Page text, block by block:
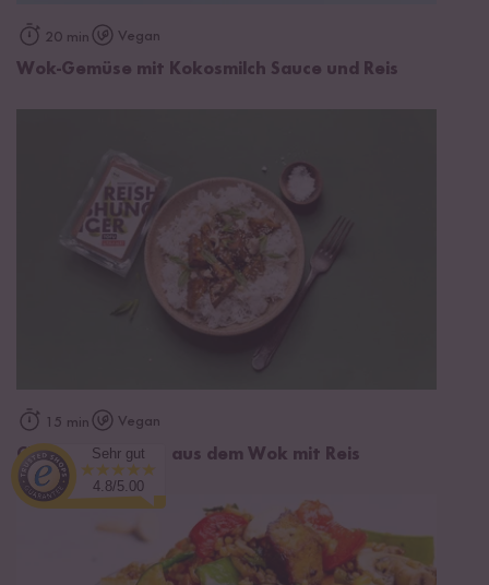
20 min Vegan
Wok-Gemüse mit Kokosmilch Sauce und Reis
15 min Vegan
Chili-Limette Tofu aus dem Wok mit Reis
Sehr gut
4.8/5.00